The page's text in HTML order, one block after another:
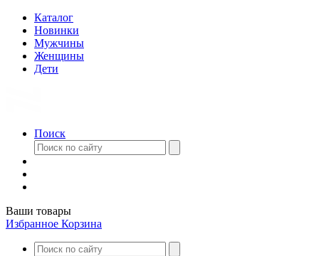
Каталог
Новинки
Мужчины
Женщины
Дети
Поиск
Ваши товары
Избранное Корзина